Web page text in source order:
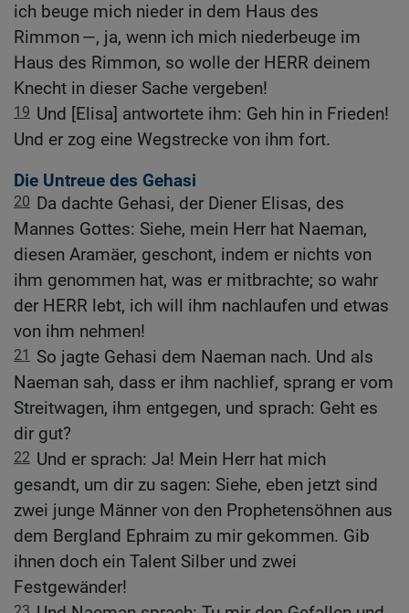
ich beuge mich nieder in dem Haus des
Rimmon —, ja, wenn ich mich niederbeuge im
Haus des Rimmon, so wolle der HERR deinem
Knecht in dieser Sache vergeben!
19 Und [Elisa] antwortete ihm: Geh hin in Frieden!
Und er zog eine Wegstrecke von ihm fort.
Die Untreue des Gehasi
20 Da dachte Gehasi, der Diener Elisas, des
Mannes Gottes: Siehe, mein Herr hat Naeman,
diesen Aramäer, geschont, indem er nichts von
ihm genommen hat, was er mitbrachte; so wahr
der HERR lebt, ich will ihm nachlaufen und etwas
von ihm nehmen!
21
So jagte Gehasi dem Naeman nach. Und als
Naeman sah, dass er ihm nachlief, sprang er vom
Streitwagen, ihm entgegen, und sprach: Geht es
dir gut?
22 Und er sprach: Ja! Mein Herr hat mich
gesandt, um dir zu sagen: Siehe, eben jetzt sind
zwei junge Männer von den Prophetensöhnen aus
dem Bergland Ephraim zu mir gekommen. Gib
ihnen doch ein Talent Silber und zwei
Festgewänder!